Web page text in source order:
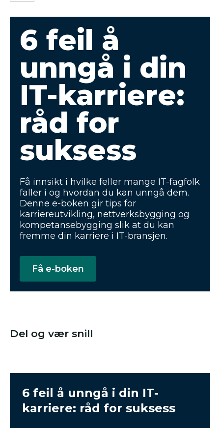
6 feil å
unngå i din
IT-karriere:
råd for
suksess
Få innsikt i hvilke feller mange IT-fagfolk
faller i og hvordan du kan unngå dem.
Denne e-boken gir tips for
karriereutvikling, nettverksbygging og
kompetansebygging slik at du kan
fremme din karriere i IT-bransjen.
Få e-boken
Del og vær snill
6 feil å unngå i din IT-
karriere: råd for suksess